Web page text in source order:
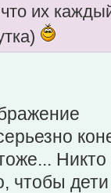
их
чтобы